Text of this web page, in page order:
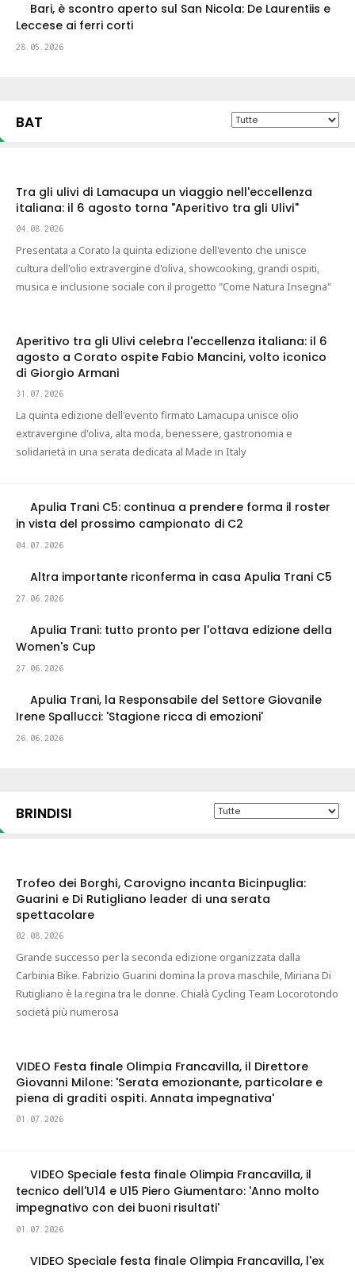
Bari, è scontro aperto sul San Nicola: De Laurentiis e
Leccese ai ferri corti
28.05.2026
BAT
Tra gli ulivi di Lamacupa un viaggio nell'eccellenza
italiana: il 6 agosto torna "Aperitivo tra gli Ulivi"
04.08.2026
Presentata a Corato la quinta edizione dell'evento che unisce
cultura dell'olio extravergine d'oliva, showcooking, grandi ospiti,
musica e inclusione sociale con il progetto "Come Natura Insegna"
Aperitivo tra gli Ulivi celebra l'eccellenza italiana: il 6
agosto a Corato ospite Fabio Mancini, volto iconico
di Giorgio Armani
31.07.2026
La quinta edizione dell'evento firmato Lamacupa unisce olio
extravergine d'oliva, alta moda, benessere, gastronomia e
solidarietà in una serata dedicata al Made in Italy
Apulia Trani C5: continua a prendere forma il roster
in vista del prossimo campionato di C2
04.07.2026
Altra importante riconferma in casa Apulia Trani C5
27.06.2026
Apulia Trani: tutto pronto per l'ottava edizione della
Women's Cup
27.06.2026
Apulia Trani, la Responsabile del Settore Giovanile
Irene Spallucci: 'Stagione ricca di emozioni'
26.06.2026
BRINDISI
Trofeo dei Borghi, Carovigno incanta Bicinpuglia:
Guarini e Di Rutigliano leader di una serata
spettacolare
02.08.2026
Grande successo per la seconda edizione organizzata dalla
Carbinia Bike. Fabrizio Guarini domina la prova maschile, Miriana Di
Rutigliano è la regina tra le donne. Chialà Cycling Team Locorotondo
società più numerosa
VIDEO Festa finale Olimpia Francavilla, il Direttore
Giovanni Milone: 'Serata emozionante, particolare e
piena di graditi ospiti. Annata impegnativa'
01.07.2026
VIDEO Speciale festa finale Olimpia Francavilla, il
tecnico dell'U14 e U15 Piero Giumentaro: 'Anno molto
impegnativo con dei buoni risultati'
01.07.2026
VIDEO Speciale festa finale Olimpia Francavilla, l'ex